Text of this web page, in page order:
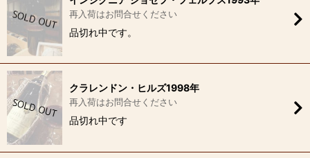
再入荷はお問合せください
品切れ中です。
クラレンドン・ヒルズ1998年
再入荷はお問合せください
品切れ中です